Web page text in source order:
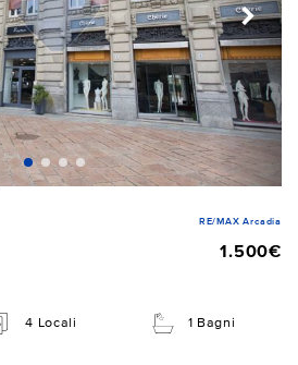
RE/MAX Arcadia
1.500€
4 Locali 1 Bagni